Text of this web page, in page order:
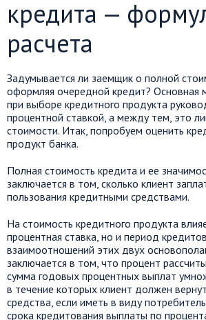
кредита —
расчета
Задумывается ли заемщик о полной
оформляя очередной кредит? Основная
при выборе кредитного продукта
процентной ставкой, а между тем, это
стоимости. Итак, попробуем оценить
продукт банка.
Полная стоимость кредита и ее
заключается в том, сколько клиент
пользования кредитными средствами.
На стоимость кредитного продукта
процентная ставка, но и период
взаимоотношений этих двух
заключается в том, что процент
сумма годовых процентных выплат
в течение которых клиент должен
средства, если иметь в виду
срока кредитования выплаты по